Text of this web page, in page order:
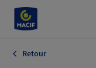
Retour